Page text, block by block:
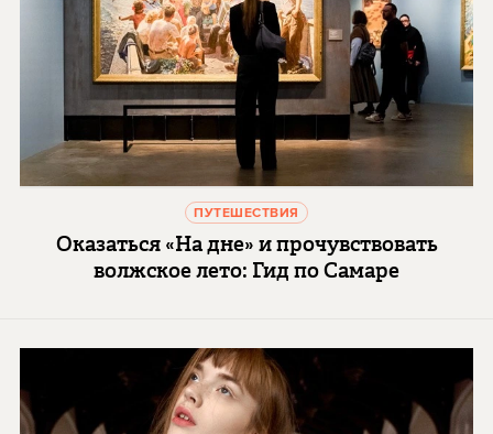
ПУТЕШЕСТВИЯ
Оказаться «На дне» и прочувствовать
волжское лето: Гид по Самаре